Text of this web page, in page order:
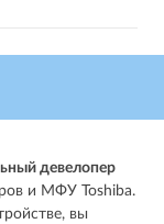
девелопер
и МФУ Toshiba.
вы